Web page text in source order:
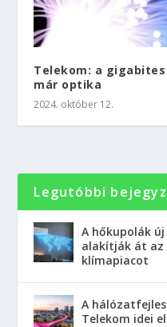
Telekom: a
már optika
2024. október 12.
Legutóbbi
A hőkupolák
alakítják át
klímapiacot
A
Telekom idei